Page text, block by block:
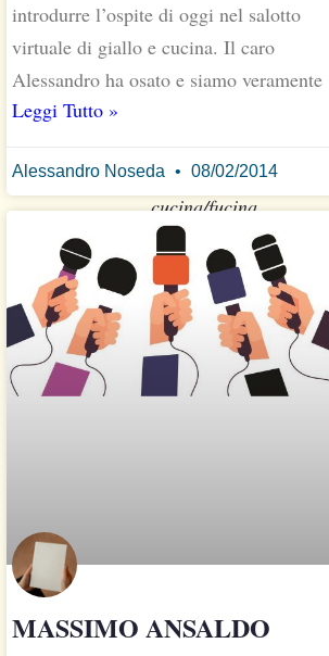
il
piacere
di
nostra
cucina/fucina
Thomas
Melis,
in
libreria
con
“Nessuno
i
che
introdurre l’ospite di oggi nel salotto
virtuale di giallo e cucina. Il caro
Alessandro ha osato e siamo veramente
Leggi Tutto »
Alessandro Noseda 08/02/2014
MASSIMO ANSALDO